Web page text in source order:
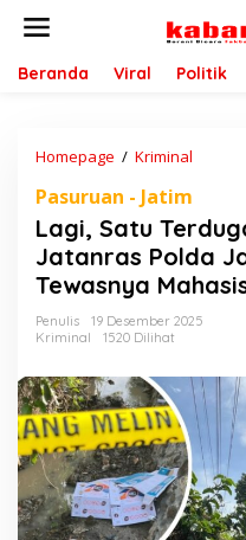
Beranda Viral Politik
Homepage / Kriminal
i
S
a
u
r
d
u
a
P
e
Pasuruan - Jatim
Lagi, Satu
Jatanras Polda
Tewasnya
Penulis
19 Desember 2025
Kriminal
1520 Dilihat